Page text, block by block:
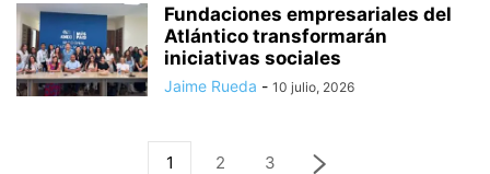
Fundaciones empresariales del
Atlántico transformarán
iniciativas sociales
Jaime Rueda - 10 julio, 2026
1 2 3